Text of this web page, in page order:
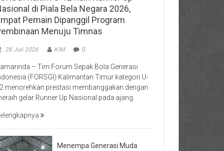
di Piala Bela Negara 2026,
Pemain Dipanggil Program
Menuju Timnas
28 Juli 2026 KIM 0
– Tim Forum Sepak Bola Generasi
(FORSGI) Kalimantan Timur kategori U-
menorehkan prestasi membanggakan dengan
gelar Runner Up Nasional pada ajang
Menempa Generasi Muda